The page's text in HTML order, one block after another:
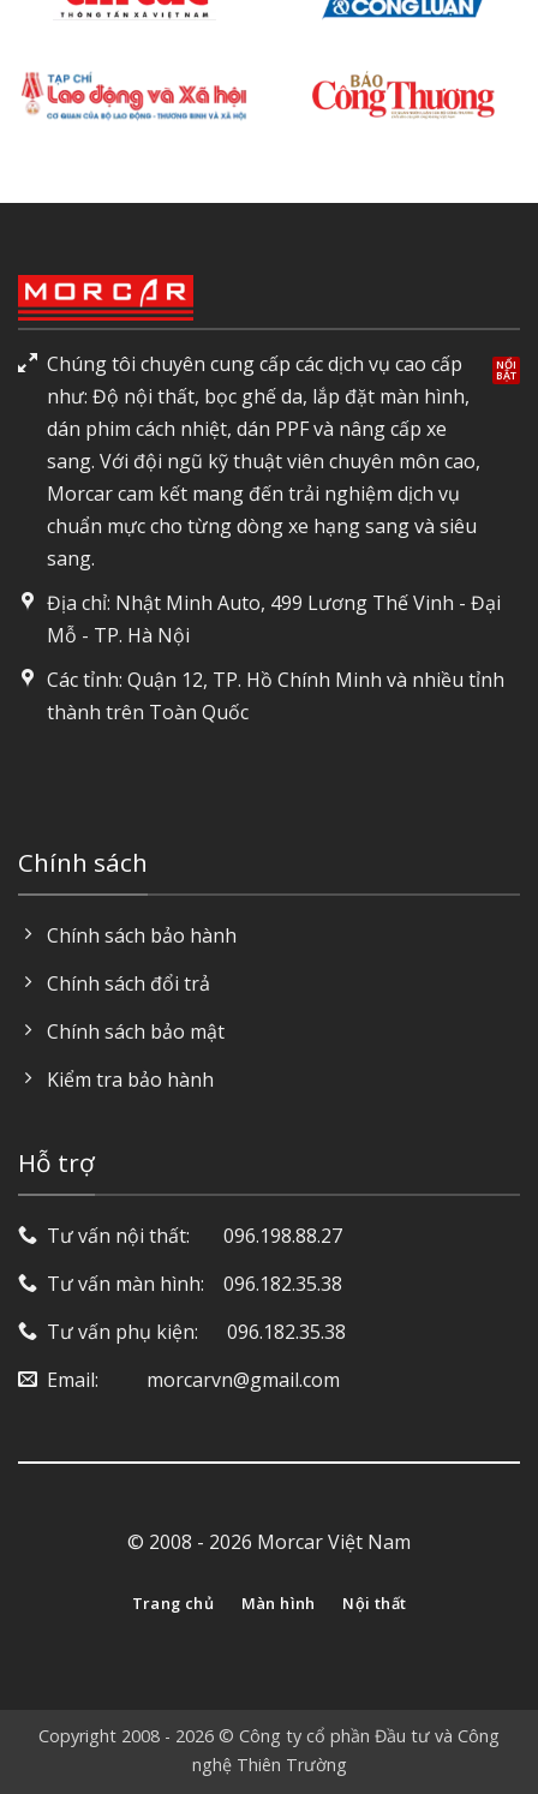
Chúng tôi chuyên cung cấp các dịch vụ cao cấp
như: Độ nội thất, bọc ghế da, lắp đặt màn hình,
dán phim cách nhiệt, dán PPF và nâng cấp xe
sang. Với đội ngũ kỹ thuật viên chuyên môn cao,
Morcar cam kết mang đến trải nghiệm dịch vụ
chuẩn mực cho từng dòng xe hạng sang và siêu
sang.
Địa chỉ: Nhật Minh Auto, 499 Lương Thế Vinh - Đại
Mỗ - TP. Hà Nội
Các tỉnh: Quận 12, TP. Hồ Chính Minh và nhiều tỉnh
thành trên Toàn Quốc
Chính sách
Chính sách bảo hành
Chính sách đổi trả
Chính sách bảo mật
Kiểm tra bảo hành
Hỗ trợ
Tư vấn nội thất: ‎ ‎ ‎ ‎ ‎ ‎ 096.198.88.27
Tư vấn màn hình: ‎ ‎ ‎ 096.182.35.38
Tư vấn phụ kiện: ‎ ‎ ‎ ‎‎ ‎ 096.182.35.38
Email: ‎ ‎ ‎ ‎ ‎ ‎ ‎ ‎ ‎ morcarvn@gmail.com
© 2008 - 2026 Morcar Việt Nam
Trang chủ Màn hình Nội thất
Copyright 2008 - 2026 © Công ty cổ phần Đầu tư và Công
nghệ Thiên Trường